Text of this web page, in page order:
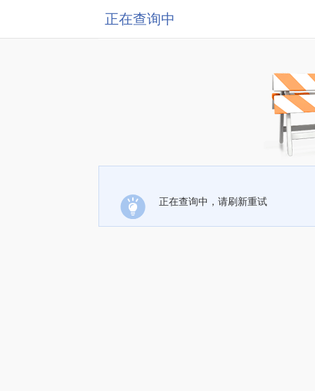
正在查询中
正在查询中，请刷新重试